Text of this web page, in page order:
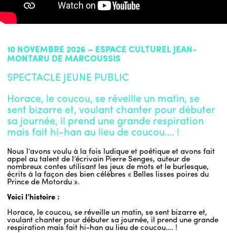
10 NOVEMBRE 2026 – ESPACE CULTUREL JEAN-
MONTARU DE MARCOUSSIS
SPECTACLE JEUNE PUBLIC
Horace, le coucou, se réveille un matin, se
sent bizarre et, voulant chanter pour débuter
sa journée, il prend une grande respiration
mais fait hi-han au lieu de coucou…. !
Nous l’avons voulu à la fois ludique et poétique et avons fait
appel au talent de l’écrivain Pierre Senges, auteur de
nombreux contes utilisant les jeux de mots et le burlesque,
écrits à la façon des bien célèbres « Belles lisses poires du
Prince de Motordu ».
Voici l’histoire :
Horace, le coucou, se réveille un matin, se sent bizarre et,
voulant chanter pour débuter sa journée, il prend une grande
respiration mais fait hi-han au lieu de coucou…. !